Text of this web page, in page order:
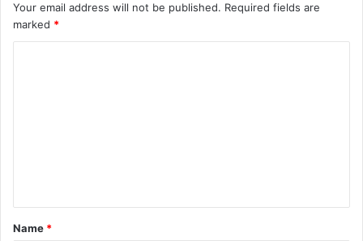
Your email address will not be published. Required fields are
marked *
*
Name *